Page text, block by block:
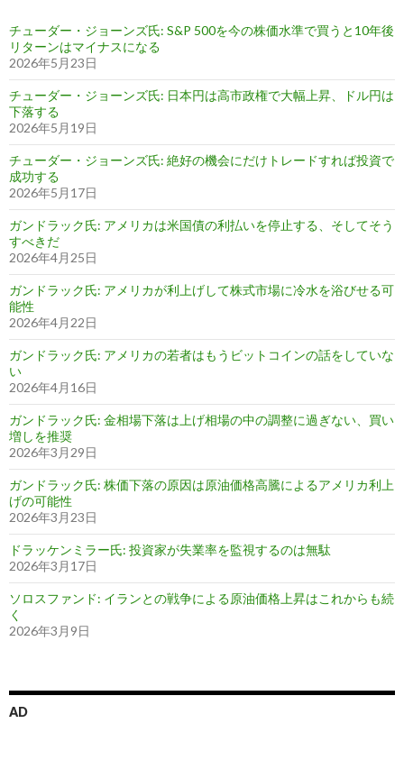
チューダー・ジョーンズ氏: S&P 500を今の株価水準で買うと10年後
リターンはマイナスになる
2026年5月23日
チューダー・ジョーンズ氏: 日本円は高市政権で大幅上昇、ドル円は
下落する
2026年5月19日
チューダー・ジョーンズ氏: 絶好の機会にだけトレードすれば投資で
成功する
2026年5月17日
ガンドラック氏: アメリカは米国債の利払いを停止する、そしてそう
すべきだ
2026年4月25日
ガンドラック氏: アメリカが利上げして株式市場に冷水を浴びせる可
能性
2026年4月22日
ガンドラック氏: アメリカの若者はもうビットコインの話をしていな
い
2026年4月16日
ガンドラック氏: 金相場下落は上げ相場の中の調整に過ぎない、買い
増しを推奨
2026年3月29日
ガンドラック氏: 株価下落の原因は原油価格高騰によるアメリカ利上
げの可能性
2026年3月23日
ドラッケンミラー氏: 投資家が失業率を監視するのは無駄
2026年3月17日
ソロスファンド: イランとの戦争による原油価格上昇はこれからも続
く
2026年3月9日
AD